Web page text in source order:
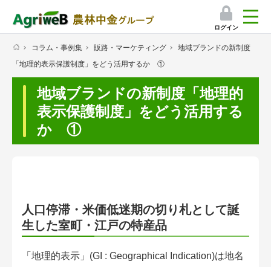
ログイン
検索
マイページ
プレミアムサービス
挑戦者たちの奮闘記
コラム・事例集 販路・マーケティング
地域ブランドの新制度
「地理的表示保護制度」をどう活用するか ①
地域ブランドの新制度「地理的
表示保護制度」をどう活用する
か ①
人口停滞・米価低迷期の切り札として誕
生した室町・江戸の特産品
「地理的表示」(GI : Geographical Indication)は地名